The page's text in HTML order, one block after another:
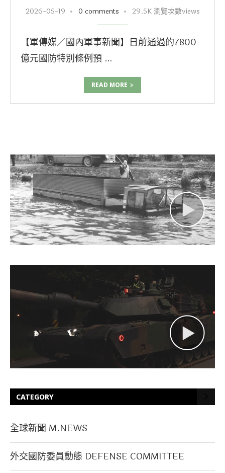
2026-05-19 0 comments 29.5K 瀏覽次數views
【軍傳媒／國內軍事新聞】日前通過的7800
億元國防特別條例預 …
READ MORE
CATEGORY
全球新聞 M.NEWS
外交國防委員動態 DEFENSE COMMITTEE